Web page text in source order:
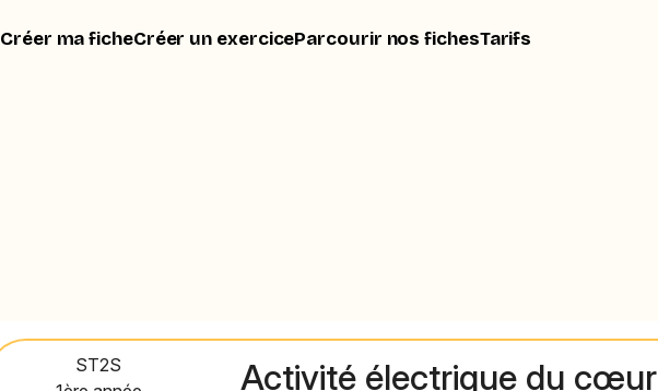
Créer ma ficheCréer un exerciceParcourir nos fichesTarifs
ST2S
Activité électrique du cœur